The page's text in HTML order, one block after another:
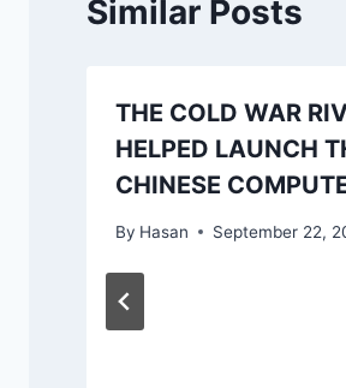
Similar Posts
THE COLD WAR
HELPED LAUNCH
CHINESE
By Hasan September 22,